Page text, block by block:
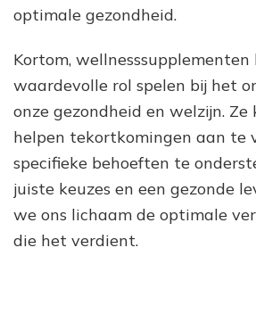
optimale gezondheid.
Kortom, wellnesssupplementen
waardevolle rol spelen bij het
onze gezondheid en welzijn. Ze
helpen tekortkomingen aan te
specifieke behoeften te
juiste keuzes en een gezonde
we ons lichaam de optimale
die het verdient.